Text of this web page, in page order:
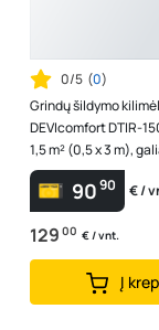
0/5 (0)
Grindų šildymo
DEVIcomfort DTIR-
1,5 m² (0,5 x 3 m),
140F1744
9090 € /
129 00 € / vnt.
Į